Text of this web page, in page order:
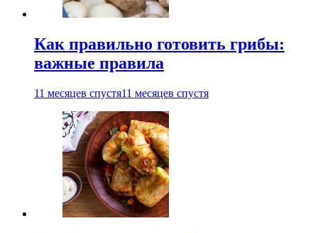
Как правильно готовить грибы:
важные правила
11 месяцев спустя11 месяцев спустя